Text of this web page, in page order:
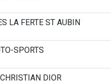
LA FERTE ST AUBIN
SPORTS
DIOR